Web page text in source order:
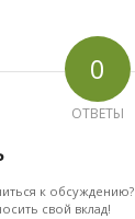
0
ОТВЕТЫ
к обсуждению?
свой вклад!